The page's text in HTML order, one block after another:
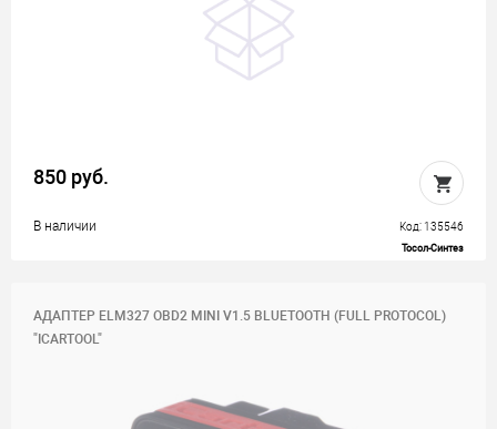
850 руб.
В наличии Код: 135546
Тосол-Синтез
АДАПТЕР ELM327 OBD2 MINI V1.5 BLUETOOTH (FULL PROTOCOL)
"ICARTOOL"